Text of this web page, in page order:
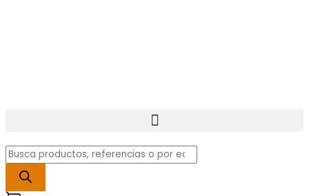
Búsqueda
de
productos